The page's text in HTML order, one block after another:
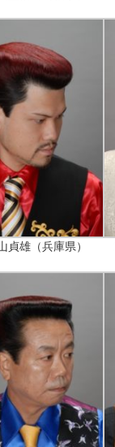
貞雄（兵庫県）